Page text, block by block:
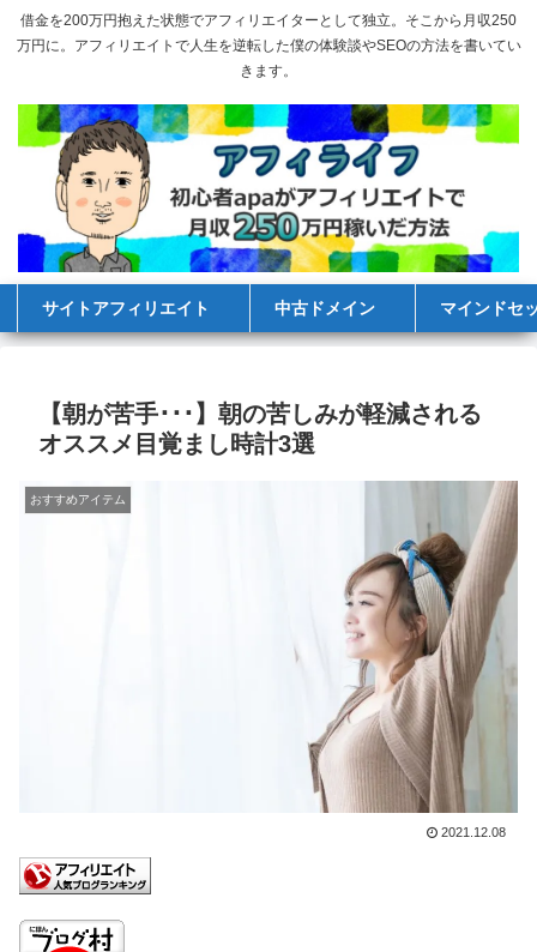
借金を200万円抱えた状態でアフィリエイターとして独立。そこから月収250
万円に。アフィリエイトで人生を逆転した僕の体験談やSEOの方法を書いてい
きます。
サイトアフィリエイト 中古ドメイン マインドセ
【朝が苦手･･･】朝の苦しみが軽減される
オススメ目覚まし時計3選
おすすめアイテム
2021.12.08